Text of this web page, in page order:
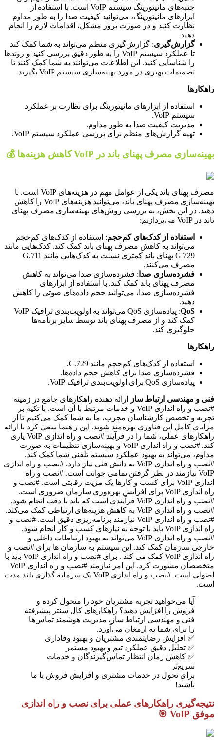
جنبه‌های مانیتورینگ سیستم VoIP است. با استفاده از
ابزارهای مانیتورینگ، می‌توانید کیفیت صدا را به طور مداوم
نظارت کنید و در صورت بروز مشکل، اقدامات لازم را انجام
دهید.
گزارش‌گیری: گزارش‌گیری منظم می‌تواند به شما کمک کند
تا عملکرد سیستم VoIP را به طور دقیق بررسی کنید و روندها
را شناسایی کنید. این اطلاعات می‌توانند به شما کمک کنند تا
تصمیمات بهتری در مورد بهینه‌سازی سیستم VoIP بگیرید.
راهکارها
استفاده از ابزارهای مانیتورینگ برای نظارت بر عملکرد
سیستم VoIP.
مدیریت کیفیت صدا به طور مداوم.
تهیه گزارش‌های منظم برای بررسی عملکرد سیستم VoIP.
بهینه‌سازی مصرف پهنای باند در VoIP کاهش هزینه‌ها 💰
مصرف پهنای باند یکی از عوامل مهم در هزینه‌های VoIP است. با
بهینه‌سازی مصرف پهنای باند، می‌توانید هزینه‌های VoIP را کاهش
دهید. در این بخش، به بررسی روش‌های بهینه‌سازی مصرف پهنای
باند در VoIP می‌پردازیم:
استفاده از کدک‌های کم‌حجم: استفاده از کدک‌های کم‌حجم
می‌تواند به کاهش مصرف پهنای باند کمک کند. کدک‌هایی مانند
G.729 پهنای باند کمتری نسبت به کدک‌هایی مانند G.711
مصرف می‌کنند.
فشرده‌سازی صدا : فشرده‌سازی صدا می‌تواند به کاهش
مصرف پهنای باند کمک کند. با استفاده از ابزارهای
فشرده‌سازی صدا، می‌توانید حجم داده‌های صوتی را کاهش
دهید.
QoS
: پیاده‌سازی QoS می‌تواند به اولویت‌بندی ترافیک VoIP
کمک کند و از مصرف پهنای باند توسط سایر برنامه‌ها
جلوگیری کند.
راهکارها
استفاده از کدک‌های کم‌حجم مانند G.729.
فشرده‌سازی صدا برای کاهش حجم داده‌ها.
پیاده‌سازی QoS برای اولویت‌بندی ترافیک VoIP.
فنی و مهندسی ارتباط ساز
ارائه دهنده راهکارهای جامع در زمینه
#نصب و راه اندازی VoIP و خدمات مرتبط با آن است. با تکیه بر
تجربه و تخصص کارشناسان مجرب، ما به شما کمک می‌کنیم تا از
مزایای کامل این فناوری بهره‌مند شوید. این راهنما سعی کرد با ارائه
راهکارهای عملی، شما را در فرآیند #نصب و راه اندازی VoIP یاری
کند. #نصب و راه اندازی VoIP و بهینه‌سازی تنظیمات به صورت
مداوم، می‌تواند به بهبود عملکرد سیستم تلفنی شما کمک کند.
#نصب و راه اندازی VoIP به دانش فنی نیاز دارد. #نصب و راه اندازی
VoIP نیازمند در نظر گرفتن تمامی جوانب است. #نصب و راه
اندازی VoIP برای کسب و کارها یک مزیت رقابتی است. #نصب و
راه اندازی VoIP برای افزایش بهره‌وری سازمان ضروری است.
#نصب و راه اندازی VoIP فرآیندی است که باید با دقت انجام شود.
#نصب و راه اندازی VoIP به کاهش هزینه‌های ارتباطی کمک می‌کند.
#نصب و راه اندازی VoIP نیازمند برنامه‌ریزی دقیق است. #نصب و
راه اندازی VoIP باید با توجه به نیازهای کسب و کار انجام شود.
#نصب و راه اندازی VoIP می‌تواند به بهبود ارتباطات داخلی و
خارجی سازمان کمک کند. این سیستم به سازمان ها برای #نصب و
راه اندازی VoIP کمک می کند . برای #نصب و راه اندازی VoIP باید با
متخصصان مشورت کرد. این امر نیازمند #نصب و راه اندازی VoIP
اصولی است. #نصب و راه اندازی VoIP یک سرمایه گذاری بلند مدت
است.
آیا می‌خواهید تجربه مشتریان خود را متحول کرده و
فروش را افزایش دهید؟ راهکارهای کال سنتر پیشرفته
فنی و مهندسی ارتباط ساز، مدیریت هوشمند تماس‌ها
را برای شما به ارمغان می‌آورد.
✅ افزایش رضایتمندی مشتریان و بهبود وفاداری
✅ تحلیل دقیق عملکرد تیم و بهبود مستمر
✅ کاهش زمان انتظار تماس‌گیرندگان و خدمات
سریع‌تر
برای تحول در خدمات مشتری و افزایش فروش با ما
باشید!
نتیجه‌گیری راهکارهای عملی برای نصب و راه اندازی
موفق VoIP 🎯